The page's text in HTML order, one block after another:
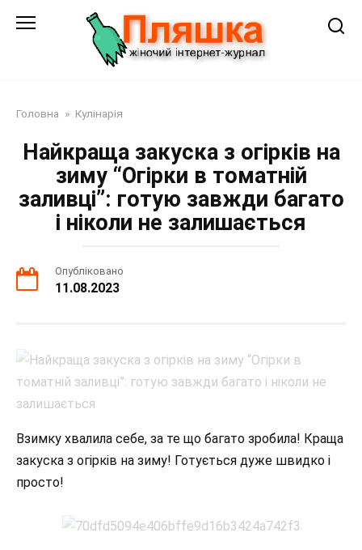
Головна » Кулінарія
Найкраща закуска з огірків на
зиму “Огірки в томатній
заливці”: готую завжди багато
і ніколи не залишається
Опубліковано
11.08.2023
Взимку хвалила себе, за те що багато зробила! Краща
закуска з огірків на зиму! Готується дуже швидко і
просто!